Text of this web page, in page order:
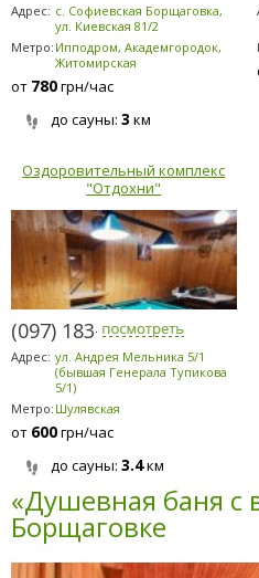
Адрес: с. Софиевская Борщаговка,
ул. Киевская 81/2
Метро: Ипподром, Академгородок,
Житомирская
от 780грн/час
до сауны:3 км
Оздоровительный комплекс
"Отдохни"
(097) 183-9184
Адрес: ул. Андрея Мельника 5/1
(бывшая Генерала Тупикова
5/1)
Метро: Шулявская
от 600грн/час
до сауны:3.4км
«Душевная баня с
Борщаговке